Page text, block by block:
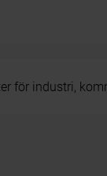
för industri,